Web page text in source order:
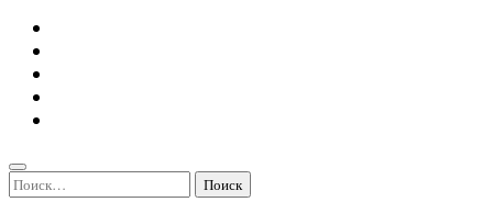
Найти: